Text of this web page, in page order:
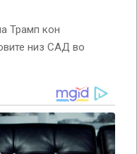
Трамп кон
низ САД во